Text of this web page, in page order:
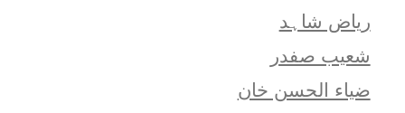
ریاض شاہد
شعيب صفدر
ضیاء الحسن خان